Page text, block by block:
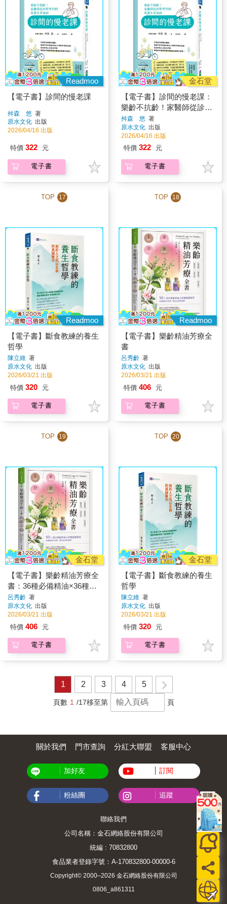
Readmoo
【電子書】診間的慢老課
舛森 悠 著
原水文化 出版
2026/04/16 出版
特價 322 元
電子書
金石堂
【電子書】診間的慢老課：
樂齡不抗齡！家醫師從診間
學到的長壽生活祕訣
舛森 悠 著
原水文化 出版
2026/04/16 出版
特價 322 元
電子書
TOP 17
Readmoo
【電子書】斷食教練的養生
哲學
陳立維 著
原水文化 出版
2026/03/21 出版
特價 320 元
電子書
TOP 18
Readmoo
【電子書】樂齡精油芳療全
書
呂秀齡 著
原水文化 出版
2026/03/21 出版
特價 406 元
電子書
TOP 19
金石堂
【電子書】樂齡精油芳療全
書：36種必備精油×36種對
症配方×8種純露×24種實用
芳香小物
呂秀齡 著
原水文化 出版
2026/03/21 出版
特價 406 元
電子書
TOP 20
金石堂
【電子書】斷食教練的養生
哲學
陳立維 著
原水文化 出版
2026/03/21 出版
特價 320 元
電子書
1 2 3 4 5
頁數 1 /17移至第 頁
關於我們 門市查詢 分紅大聯盟 客服中心
加好友 訂閱
粉絲團 追蹤
聯絡我們
公司名稱：金石網絡股份有限公司
統編 : 70832800
食品業者登錄字號：A-170832800-00000-6
Copyright© 2000–2026 金石網絡股份有限公司
0806_a861311